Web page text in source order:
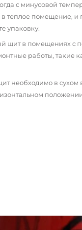
с минусовой
в теплое помещение,
упаковку.
щит в помещениях с
работы, такие
необходимо в